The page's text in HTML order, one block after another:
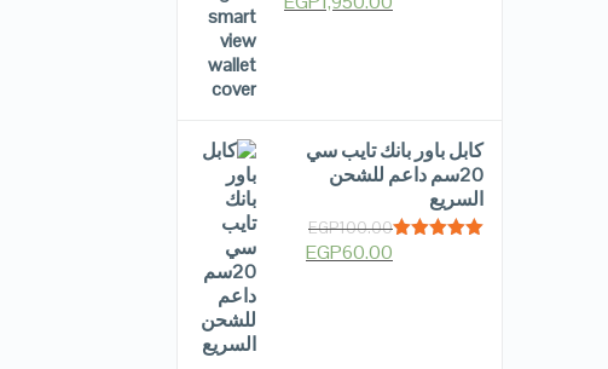
كابل باور بانك تايب سي
20سم داعم للشحن
السريع
EGP100.00
EGP60.00